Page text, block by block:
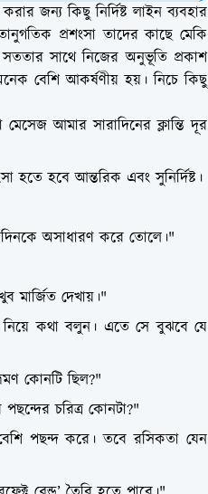
জন্য কিছু নির্দিষ্ট লাইন ব্যবহার
প্রশংসা তাদের কাছে মেকি
সাথে নিজের অনুভূতি প্রকাশ
বেশি আকর্ষণীয় হয়। নিচে কিছু
আমার সারাদিনের ক্লান্তি দূর
হতে হবে আন্তরিক এবং সুনির্দিষ্ট।
অসাধারণ করে তোলে।"
মার্জিত দেখায়।"
কথা বলুন। এতে সে বুঝবে যে
কোনটি ছিল?"
চরিত্র কোনটা?"
পছন্দ করে। তবে রসিকতা যেন